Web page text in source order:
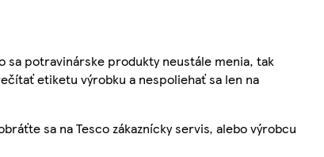
sa potravinárske produkty neustále menia, tak
etiketu výrobku a nespoliehať sa len na
sa na Tesco zákaznícky servis, alebo výrobcu